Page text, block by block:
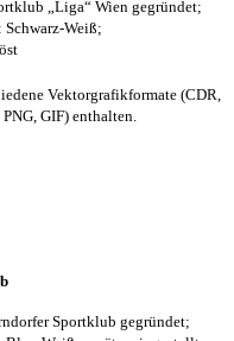
„Liga“ Wien gegründet;
Schwarz-Weiß;
Vektorgrafikformate (CDR,
GIF) enthalten.
Sportklub gegründet;